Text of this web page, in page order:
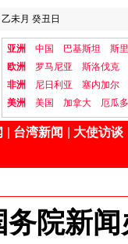
乙未月 癸丑日
亚洲 中国 巴基斯坦
斯
欧洲
罗马尼亚
斯洛伐克
非洲
尼日利亚
塞内加尔
美洲
美国 加拿大 厄瓜
台湾新闻 大使访谈
院新